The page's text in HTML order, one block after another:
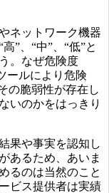
ネットワーク機器
”、“中”、“低”と
。なぜ危険度
ールにより危険
の脆弱性が存在し
いのかをはっきり
果や事実を認知し
あるため、あいま
るのは当然のこと
ビス提供者は実績